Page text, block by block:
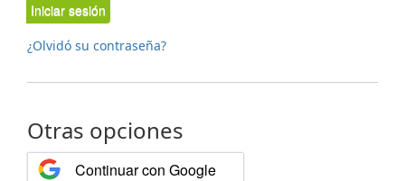
Iniciar sesión
¿Olvidó su contraseña?
Otras opciones
Continuar con Google